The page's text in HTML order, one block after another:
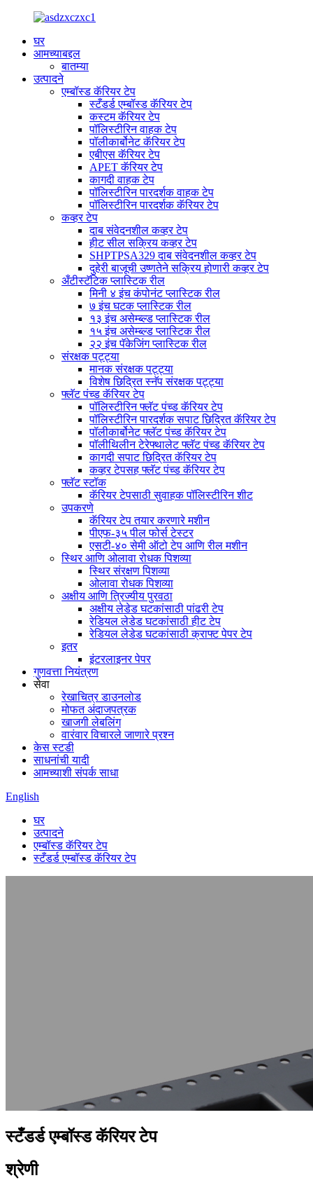
घर
आमच्याबद्दल
बातम्या
उत्पादने
एम्बॉस्ड कॅरियर टेप
स्टँडर्ड एम्बॉस्ड कॅरियर टेप
कस्टम कॅरियर टेप
पॉलिस्टीरिन वाहक टेप
पॉलीकार्बोनेट कॅरियर टेप
एबीएस कॅरियर टेप
APET कॅरियर टेप
कागदी वाहक टेप
पॉलिस्टीरिन पारदर्शक वाहक टेप
पॉलिस्टीरिन पारदर्शक कॅरियर टेप
कव्हर टेप
दाब संवेदनशील कव्हर टेप
हीट सील सक्रिय कव्हर टेप
SHPTPSA329 दाब संवेदनशील कव्हर टेप
दुहेरी बाजूची उष्णतेने सक्रिय होणारी कव्हर टेप
अँटीस्टॅटिक प्लास्टिक रील
मिनी ४ इंच कंपोनंट प्लास्टिक रील
७ इंच घटक प्लास्टिक रील
१३ इंच असेम्ब्ल्ड प्लास्टिक रील
१५ इंच असेम्ब्ल्ड प्लास्टिक रील
२२ इंच पॅकेजिंग प्लास्टिक रील
संरक्षक पट्ट्या
मानक संरक्षक पट्ट्या
विशेष छिद्रित स्नॅप संरक्षक पट्ट्या
फ्लॅट पंच्ड कॅरियर टेप
पॉलिस्टीरिन फ्लॅट पंच्ड कॅरियर टेप
पॉलिस्टीरिन पारदर्शक सपाट छिद्रित कॅरियर टेप
पॉलीकार्बोनेट फ्लॅट पंच्ड कॅरियर टेप
पॉलीथिलीन टेरेफ्थालेट फ्लॅट पंच्ड कॅरियर टेप
कागदी सपाट छिद्रित कॅरियर टेप
कव्हर टेपसह फ्लॅट पंच्ड कॅरियर टेप
फ्लॅट स्टॉक
कॅरियर टेपसाठी सुवाहक पॉलिस्टीरिन शीट
उपकरणे
कॅरियर टेप तयार करणारे मशीन
पीएफ-३५ पील फोर्स टेस्टर
एसटी-४० सेमी ऑटो टेप आणि रील मशीन
स्थिर आणि ओलावा रोधक पिशव्या
स्थिर संरक्षण पिशव्या
ओलावा रोधक पिशव्या
अक्षीय आणि त्रिज्यीय पुरवठा
अक्षीय लेडेड घटकांसाठी पांढरी टेप
रेडियल लेडेड घटकांसाठी हीट टेप
रेडियल लेडेड घटकांसाठी क्राफ्ट पेपर टेप
इतर
इंटरलाइनर पेपर
गुणवत्ता नियंत्रण
सेवा
रेखाचित्र डाउनलोड
मोफत अंदाजपत्रक
खाजगी लेबलिंग
वारंवार विचारले जाणारे प्रश्न
केस स्टडी
साधनांची यादी
आमच्याशी संपर्क साधा
English
घर
उत्पादने
एम्बॉस्ड कॅरियर टेप
स्टँडर्ड एम्बॉस्ड कॅरियर टेप
स्टँडर्ड एम्बॉस्ड कॅरियर टेप
श्रेणी